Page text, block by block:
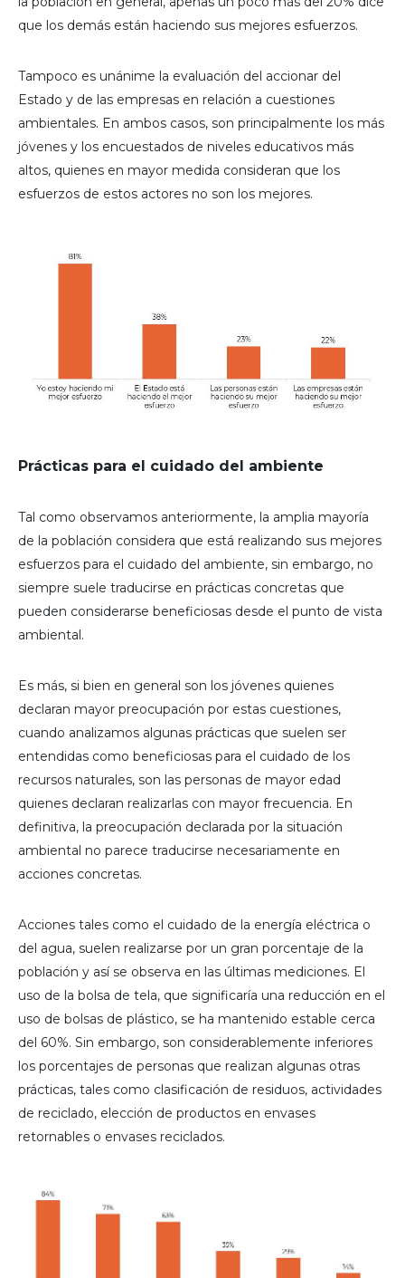
que los demás están haciendo sus mejores esfuerzos.
Tampoco es unánime la evaluación del accionar del
Estado y de las empresas en relación a cuestiones
ambientales. En ambos casos, son principalmente los más
jóvenes y los encuestados de niveles educativos más
altos, quienes en mayor medida consideran que los
esfuerzos de estos actores no son los mejores.
Prácticas para el cuidado del ambiente
Tal como observamos anteriormente, la amplia mayoría
de la población considera que está realizando sus mejores
esfuerzos para el cuidado del ambiente, sin embargo, no
siempre suele traducirse en prácticas concretas que
pueden considerarse beneficiosas desde el punto de vista
ambiental.
Es más, si bien en general son los jóvenes quienes
declaran mayor preocupación por estas cuestiones,
cuando analizamos algunas prácticas que suelen ser
entendidas como beneficiosas para el cuidado de los
recursos naturales, son las personas de mayor edad
quienes declaran realizarlas con mayor frecuencia. En
definitiva, la preocupación declarada por la situación
ambiental no parece traducirse necesariamente en
acciones concretas.
Acciones tales como el cuidado de la energía eléctrica o
del agua, suelen realizarse por un gran porcentaje de la
población y así se observa en las últimas mediciones. El
uso de la bolsa de tela, que significaría una reducción en el
uso de bolsas de plástico, se ha mantenido estable cerca
del 60%. Sin embargo, son considerablemente inferiores
los porcentajes de personas que realizan algunas otras
prácticas, tales como clasificación de residuos, actividades
de reciclado, elección de productos en envases
retornables o envases reciclados.